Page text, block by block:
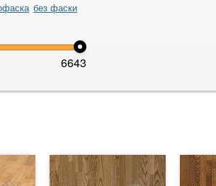
без фаски
6643